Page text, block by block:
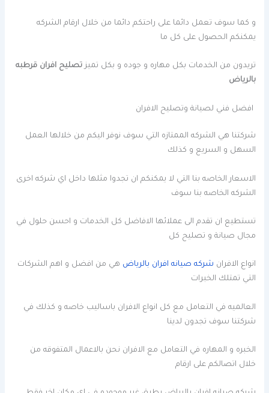
و كما سوف تعمل دائما على راحتكم دائما من خلال ارقام الشركه
يمكنكم الحصول على كل ما
تريدون من الخدمات بكل مهاره و جوده و بكل تميزتصليح افران قرطبه
بالرياض
افضل فني لصيانة وتصليح الافران
شركتنا هي الشركه الممتازه التي سوف نوفر اليكم من خلالها العمل
السهل و السريع و كذلك
الاسعار الخاصه بنا التي لا يمكنكم ان تجدوا مثلها داخل اي شركه اخرى
الشركه الخاصه بنا سوف
تستطيع ان تقدم الى عملائها الافاضل كل الخدمات و احسن حلول في
مجال صيانة و تصليح كل
انواع الافران شركه صيانه افران بالرياض هي من افضل و اهم الشركات
التي تمتلك الخبرات
العالميه في التعامل مع كل انواع الافران باساليب خاصه و كذلك في
شركتنا سوف تجدون لدينا
الخبره و المهاره في التعامل مع الافران نحن بالاعمال المتفوقه من
خلال اتصالكم على ارقام